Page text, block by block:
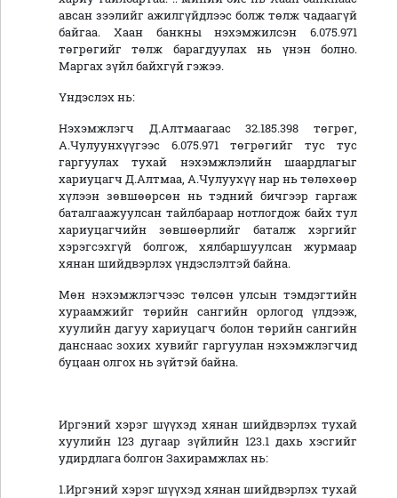
авсан зээлийг ажилгүйдлээс болж төлж чадаагүй
байгаа. Хаан банкны нэхэмжилсэн 6.075.971
төгрөгийг төлж барагдуулах нь үнэн болно.
Маргах зүйл байхгүй гэжээ.
Үндэслэх нь:
Нэхэмжлэгч Д.Алтмаагаас 32.185.398 төгрөг,
А.Чулуунхүүгээс 6.075.971 төгрөгийг тус тус
гаргуулах тухай нэхэмжлэлийн шаардлагыг
хариуцагч Д.Алтмаа, А.Чулуухүү нар нь төлөхөөр
хүлээн зөвшөөрсөн нь тэдний бичгээр гаргаж
баталгаажуулсан тайлбараар нотлогдож байх тул
хариуцагчийн зөвшөөрлийг баталж хэргийг
хэрэгсэхгүй болгож, хялбаршуулсан журмаар
хянан шийдвэрлэх үндэслэлтэй байна.
Мөн нэхэмжлэгчээс төлсөн улсын тэмдэгтийн
хураамжийг төрийн сангийн орлогод үлдээж,
хуулийн дагуу хариуцагч болон төрийн сангийн
данснаас зохих хувийг гаргуулан нэхэмжлэгчид
буцаан олгох нь зүйтэй байна.
Иргэний хэрэг шүүхэд хянан шийдвэрлэх тухай
хуулийн 123 дугаар зүйлийн 123.1 дахь хэсгийг
удирдлага болгон Захирамжлах нь:
1.Иргэний хэрэг шүүхэд хянан шийдвэрлэх тухай